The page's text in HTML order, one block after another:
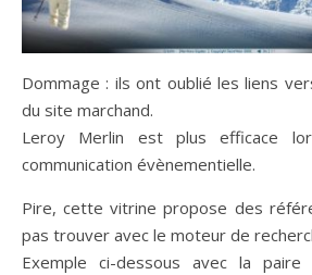
Dommage : ils ont oublié les liens
du site marchand.
Leroy Merlin est plus efficace
communication évènementielle.
Pire, cette vitrine propose des
pas trouver avec le moteur de
Exemple ci-dessous avec la